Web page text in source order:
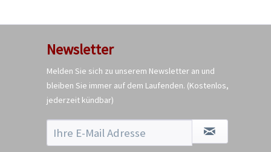
2,99 € *
Newsletter
Melden Sie sich zu unserem Newsletter an und
bleiben Sie immer auf dem Laufenden. (Kostenlos,
jederzeit kündbar)